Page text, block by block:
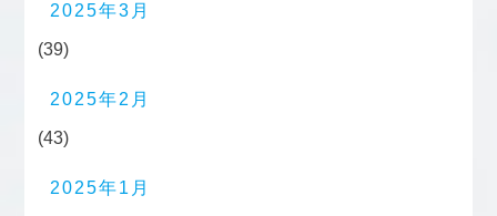
2025年3月
(39)
2025年2月
(43)
2025年1月